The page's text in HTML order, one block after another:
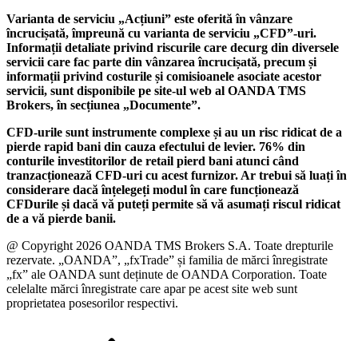
Varianta de serviciu „Acțiuni” este oferită în vânzare
încrucișată, împreună cu varianta de serviciu „CFD”-uri.
Informații detaliate privind riscurile care decurg din diversele
servicii care fac parte din vânzarea încrucișată, precum și
informații privind costurile și comisioanele asociate acestor
servicii, sunt disponibile pe site-ul web al OANDA TMS
Brokers, în secțiunea „Documente”.
CFD-urile sunt instrumente complexe și au un risc ridicat de a
pierde rapid bani din cauza efectului de levier. 76% din
conturile investitorilor de retail pierd bani atunci când
tranzacționează CFD-uri cu acest furnizor. Ar trebui să luați în
considerare dacă înțelegeți modul în care funcționează
CFDurile și dacă vă puteți permite să vă asumați riscul ridicat
de a vă pierde banii.
@ Copyright 2026 OANDA TMS Brokers S.A. Toate drepturile
rezervate. „OANDA”, „fxTrade” și familia de mărci înregistrate
„fx” ale OANDA sunt deținute de OANDA Corporation. Toate
celelalte mărci înregistrate care apar pe acest site web sunt
proprietatea posesorilor respectivi.